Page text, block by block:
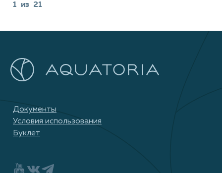
1 из 21
Документы
Условия использования
Буклет